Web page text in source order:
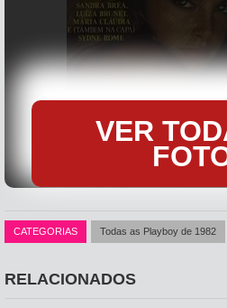
VER
CATEGORIAS Todas as Playboy de 1982
RELACIONADOS